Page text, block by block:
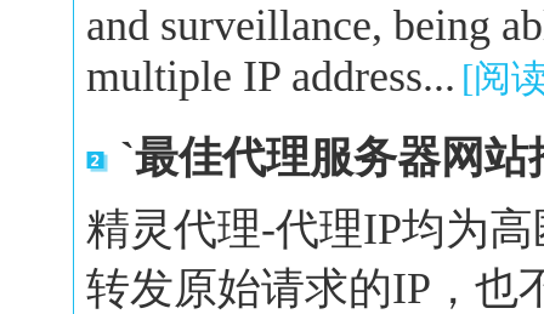
and surveillance, being
multiple IP address... [阅
`最佳代理服务器网
精灵代理-代理IP均为
转发原始请求的IP，也